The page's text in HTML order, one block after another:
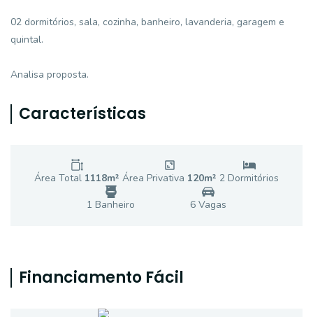
02 dormitórios, sala, cozinha, banheiro, lavanderia, garagem e
quintal.
Analisa proposta.
Características
Área Total 1118m² Área Privativa 120m² 2 Dormitórios
1 Banheiro 6 Vagas
Financiamento Fácil